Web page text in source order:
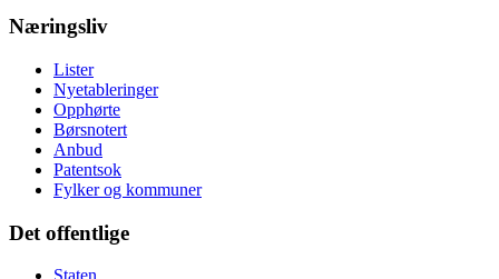
Næringsliv
Lister
Nyetableringer
Opphørte
Børsnotert
Anbud
Patentsok
Fylker og kommuner
Det offentlige